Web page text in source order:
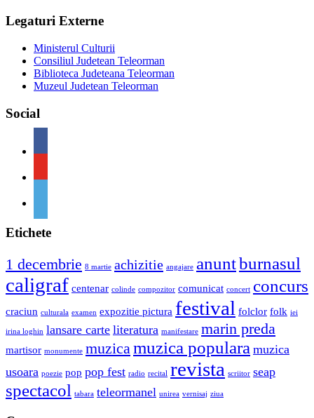
Legaturi Externe
Ministerul Culturii
Consiliul Judetean Teleorman
Biblioteca Judeteana Teleorman
Muzeul Judetean Teleorman
Social
Etichete
1 decembrie 8 martie achizitie angajare anuntburnasul
caligraf centenar colinde compozitor comunicat concert concurs
craciun culturala examen expozitie pictura festival folclor folk iei
irina loghin lansare carte literatura manifestare marin preda
martisor monumente muzica muzica populara muzica
usoara poezie pop pop fest radio recital revista scriitor seap
spectacol tabara teleormanel unirea vernisaj ziua